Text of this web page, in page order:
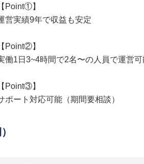
Point①】
営実績9年で収益も安定
Point②】
働1日3~4時間で2名〜の人員で運営可
Point③】
ポート対応可能（期間要相談）